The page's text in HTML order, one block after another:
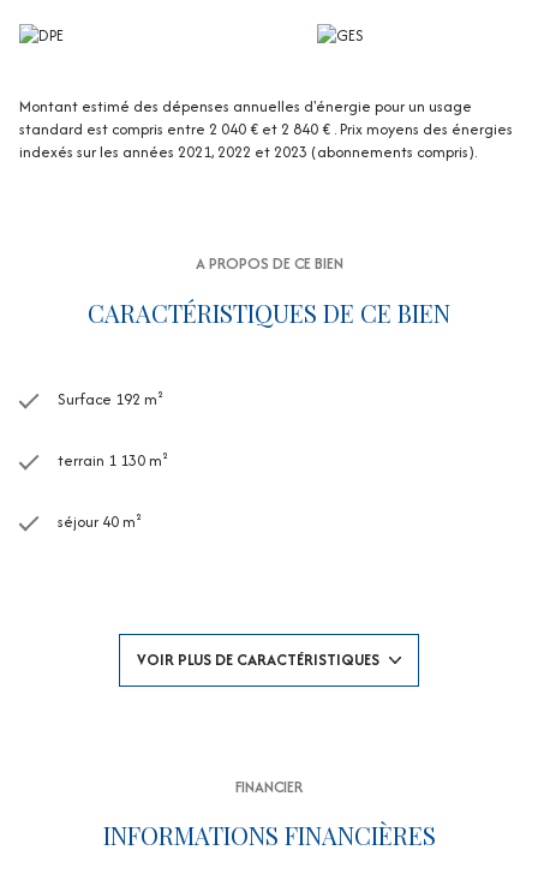
Montant estimé des dépenses annuelles d'énergie pour un usage
standard est compris entre 2 040 € et 2 840 € . Prix moyens des énergies
indexés sur les années 2021, 2022 et 2023 (abonnements compris).
A PROPOS DE CE BIEN
CARACTÉRISTIQUES DE CE BIEN
Surface 192 m²
terrain 1 130 m²
séjour 40 m²
cuisine américaine (équipée)
VOIR PLUS DE CARACTÉRISTIQUES
FINANCIER
INFORMATIONS FINANCIÈRES